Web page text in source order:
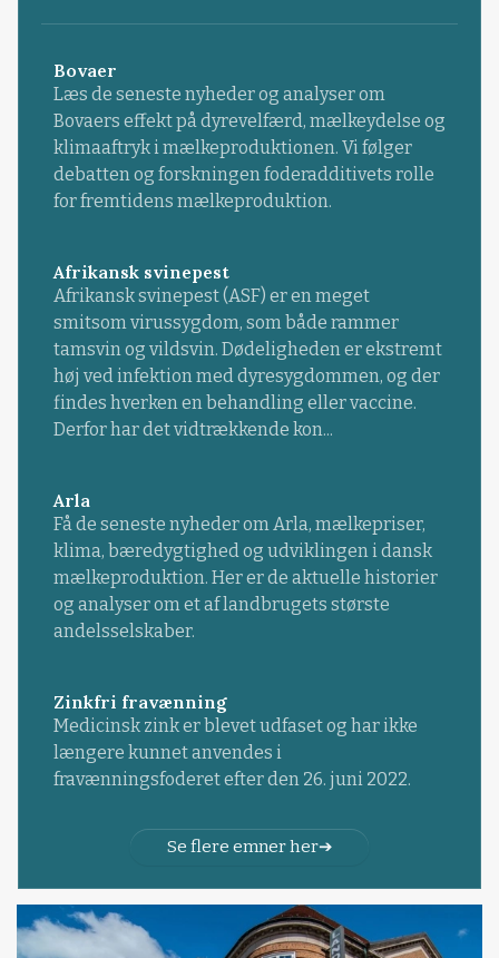
Bovaer
Læs de seneste nyheder og analyser om
Bovaers effekt på dyrevelfærd, mælkeydelse og
klimaaftryk i mælkeproduktionen. Vi følger
debatten og forskningen foderadditivets rolle
for fremtidens mælkeproduktion.
Afrikansk svinepest
Afrikansk svinepest (ASF) er en meget
smitsom virussygdom, som både rammer
tamsvin og vildsvin. Dødeligheden er ekstremt
høj ved infektion med dyresygdommen, og der
findes hverken en behandling eller vaccine.
Derfor har det vidtrækkende kon...
Arla
Få de seneste nyheder om Arla, mælkepriser,
klima, bæredygtighed og udviklingen i dansk
mælkeproduktion. Her er de aktuelle historier
og analyser om et af landbrugets største
andelsselskaber.
Zinkfri fravænning
Medicinsk zink er blevet udfaset og har ikke
længere kunnet anvendes i
fravænningsfoderet efter den 26. juni 2022.
Se flere emner her